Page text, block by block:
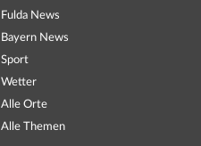
Fulda News
Bayern News
Sport
Wetter
Alle Orte
Alle Themen